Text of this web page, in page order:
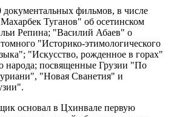
документальных фильмов, в числе
Туганов" об осетинском
Репина; "Василий Абаев" о
"Историко-этимологического
"Искусство, рожденное в горах"
народа; посвященные Грузии "По
"Новая Сванетия" и
основал в Цхинвале первую